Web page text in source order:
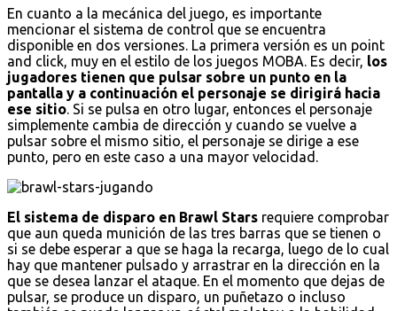
En cuanto a la mecánica del juego, es importante
mencionar el sistema de control que se encuentra
disponible en dos versiones. La primera versión es un point
and click, muy en el estilo de los juegos MOBA. Es decir, los
jugadores tienen que pulsar sobre un punto en la
pantalla y a continuación el personaje se dirigirá hacia
ese sitio. Si se pulsa en otro lugar, entonces el personaje
simplemente cambia de dirección y cuando se vuelve a
pulsar sobre el mismo sitio, el personaje se dirige a ese
punto, pero en este caso a una mayor velocidad.
El sistema de disparo en Brawl Stars requiere comprobar
que aun queda munición de las tres barras que se tienen o
si se debe esperar a que se haga la recarga, luego de lo cual
hay que mantener pulsado y arrastrar en la dirección en la
que se desea lanzar el ataque. En el momento que dejas de
pulsar, se produce un disparo, un puñetazo o incluso